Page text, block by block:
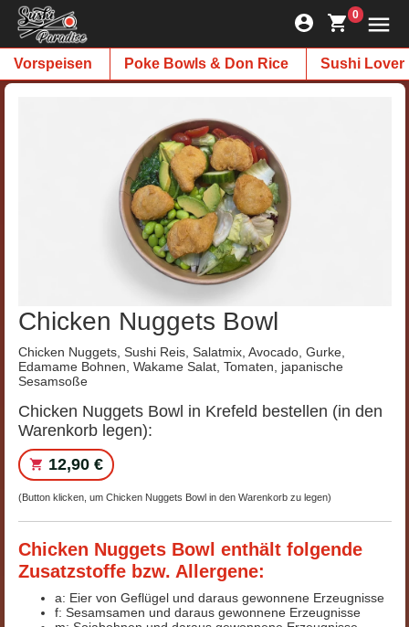
0
Vorspeisen Poke Bowls & Don Rice Sushi Lover
Chicken Nuggets Bowl
Chicken Nuggets, Sushi Reis, Salatmix, Avocado, Gurke,
Edamame Bohnen, Wakame Salat, Tomaten, japanische
Sesamsoße
Chicken Nuggets Bowl in Krefeld bestellen (in den
Warenkorb legen):
12,90 €
(Button klicken, um Chicken Nuggets Bowl in den Warenkorb zu legen)
Chicken Nuggets Bowl enthält folgende
Zusatzstoffe bzw. Allergene:
a: Eier von Geflügel und daraus gewonnene Erzeugnisse
f: Sesamsamen und daraus gewonnene Erzeugnisse